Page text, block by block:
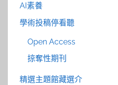
AI素養
學術投稿停看聽
Open Access
掠奪性期刊
精選主題館藏選介